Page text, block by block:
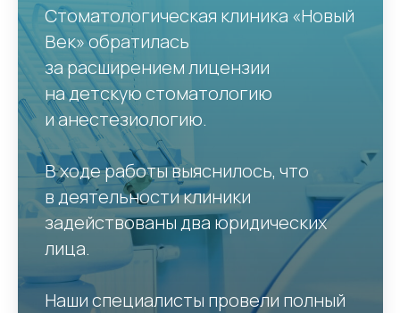
Стоматологическая клиника «Новый
Век» обратилась
за расширением лицензии
на детскую стоматологию
и анестезиологию.
В ходе работы выяснилось, что
в деятельности клиники
задействованы два юридических
лица.
Наши специалисты провели полный